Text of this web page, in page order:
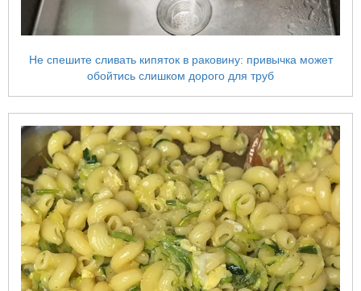
Не спешите сливать кипяток в раковину: привычка может
обойтись слишком дорого для труб